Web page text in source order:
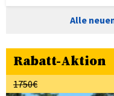
Alle
Rabatt-Aktion
1750€